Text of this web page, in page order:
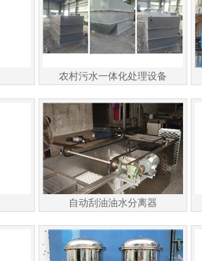
农村污水一体化处理设备
自动刮油油水分离器